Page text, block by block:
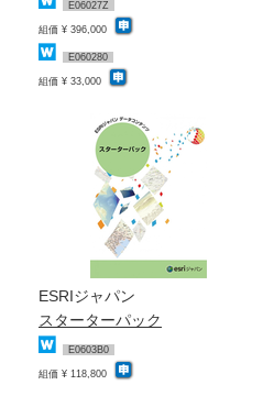
E06027Z
組価 ¥ 396,000
E060280
組価 ¥ 33,000
ESRIジャパン
スターターパック
E0603B0
組価 ¥ 118,800